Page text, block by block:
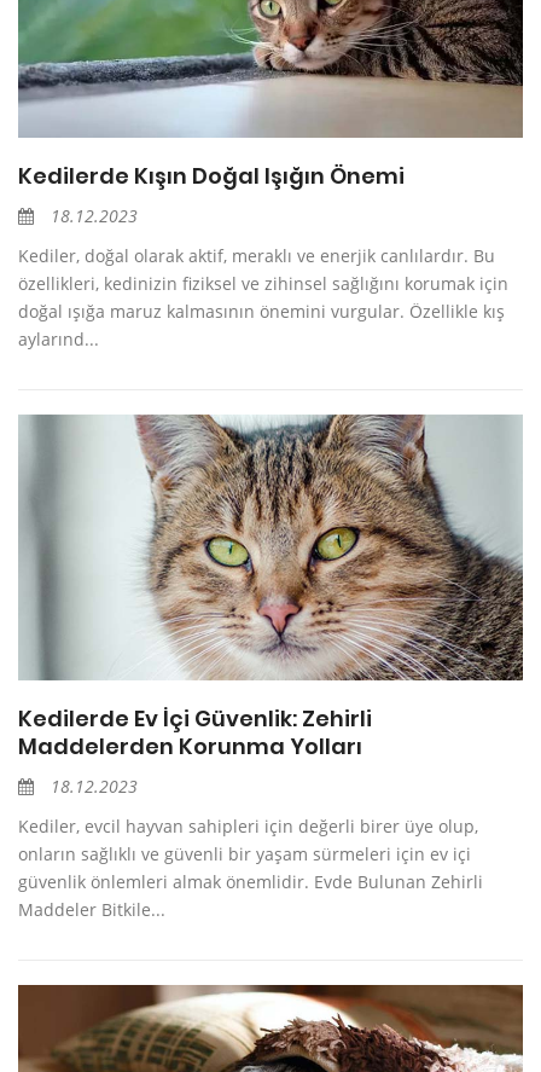
Kedilerde Kışın Doğal Işığın Önemi
18.12.2023
Kediler, doğal olarak aktif, meraklı ve enerjik canlılardır. Bu
özellikleri, kedinizin fiziksel ve zihinsel sağlığını korumak için
doğal ışığa maruz kalmasının önemini vurgular. Özellikle kış
aylarınd...
Kedilerde Ev İçi Güvenlik: Zehirli
Maddelerden Korunma Yolları
18.12.2023
Kediler, evcil hayvan sahipleri için değerli birer üye olup,
onların sağlıklı ve güvenli bir yaşam sürmeleri için ev içi
güvenlik önlemleri almak önemlidir. Evde Bulunan Zehirli
Maddeler Bitkile...